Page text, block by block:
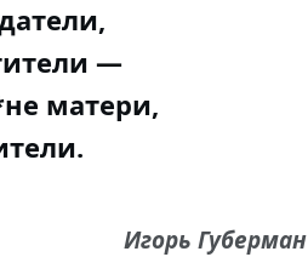
—
матери,
Игорь Губерман